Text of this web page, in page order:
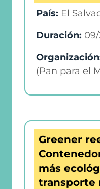
País: El
Duración:
(Pan para el
Greener
más
transporte